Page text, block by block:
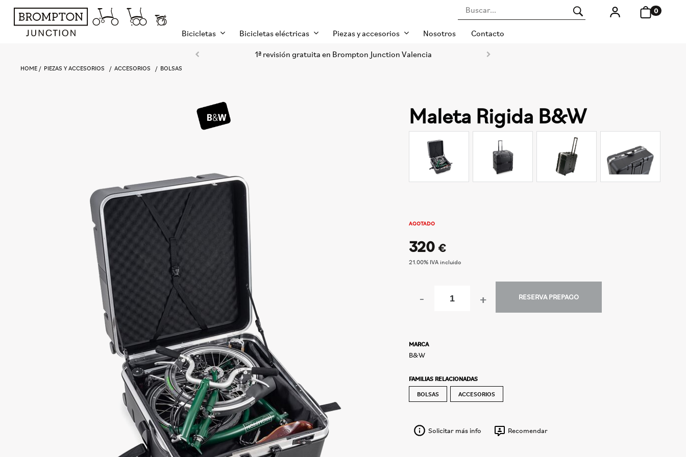
0
Bicicletas Bicicletas eléctricas Piezas y accesorios Nosotros Contacto
1ª revisión gratuita en Brompton Junction Valencia
HOME PIEZAS Y ACCESORIOS ACCESORIOS BOLSAS
Maleta Rigida B&W
AGOTADO
320 €
21.00% IVA incluido
- + RESERVA PREPAGO
MARCA
B&W
FAMILIAS RELACIONADAS
BOLSAS
ACCESORIOS
Solicitar más info Recomendar